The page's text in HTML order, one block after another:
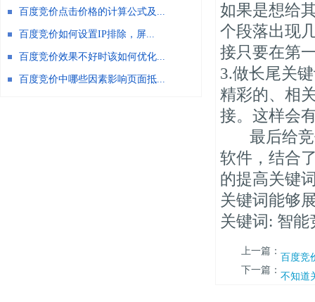
如果是想给
个段落出现
接只要在
3.做长尾关
精彩的、相
接。这样会
最后给竞
软件，结合
的提高关键
关键词能够
关键词: 智
上一篇： 百度竞
下一篇： 不知道
百度竞价点击价格的计算公式及...
百度竞价如何设置IP排除，屏...
百度竞价效果不好时该如何优化...
百度竞价中哪些因素影响页面抵...